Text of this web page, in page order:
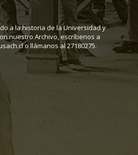
a la historia de la Universidad y
nuestro Archivo, escríbenos a
o llámanos al 27180275.